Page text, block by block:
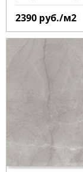
2390 руб./м2